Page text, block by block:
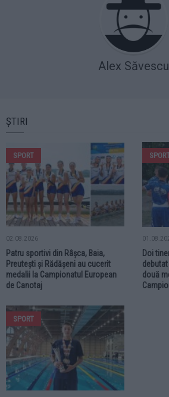
Alex Săvescu
ȘTIRI
SPORT
02.08.2026
Patru sportivi din Râșca, Baia,
Preutești și Rădășeni au cucerit
medalii la Campionatul European
de Canotaj
Doi
două
SPORT